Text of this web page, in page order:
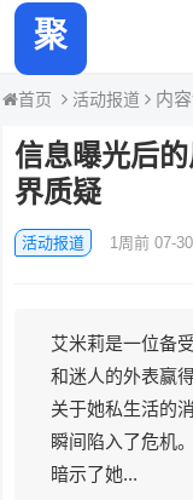
首页 活动报道 内
信息曝光后
界质疑
活动报道 1周前 07-30
艾米莉是一位备
和迷人的外表赢
关于她私生活的
瞬间陷入了危机
暗示了她...